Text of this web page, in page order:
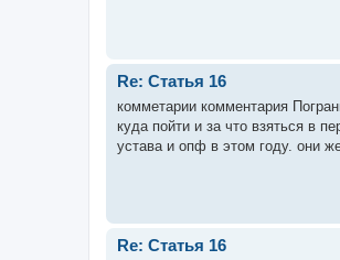
Re: Статья 16
комметарии комментария
куда пойти и за что взяться в
устава и опф в этом году. они
Re: Статья 16